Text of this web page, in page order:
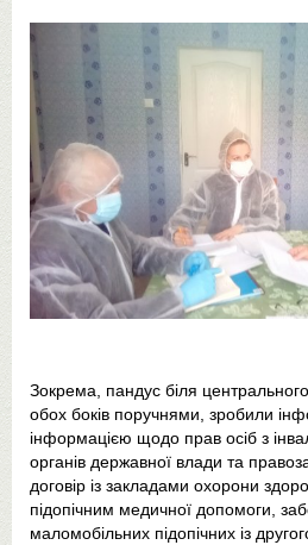
Зокрема, пандус біля
обох боків поручнями, зробили
інформацією щодо прав осіб з
органів державної влади та
договір із закладами охорони
підопічним медичної допомоги,
маломобільних підопічних із